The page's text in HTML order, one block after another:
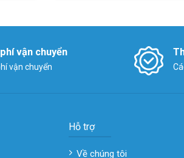
vận chuyển
vận chuyển
Hỗ trợ
Về chúng tôi